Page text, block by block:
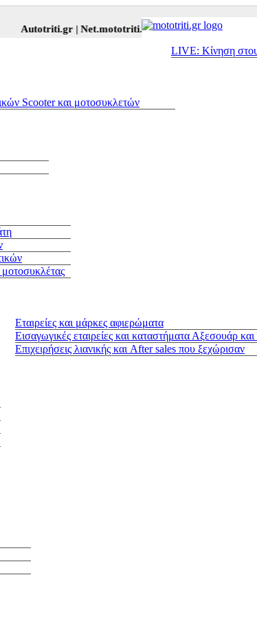
Autotriti.gr |Net.mototriti.gr |Προϊόντα & Υπηρεσίες |
LIVE: Κίνηση
Scooter και μοτοσυκλετών
Εταιρείες και μάρκες αφιερώματα
Εισαγωγικές εταιρείες και καταστήματα Αξεσουάρ
Επιχειρήσεις λιανικής και After sales που ξεχώρισαν